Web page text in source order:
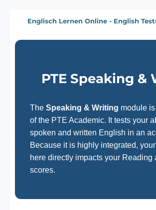
Hauptinhalt
Englisch Lernen Online - English
PTE Speaking &
The Speaking & Writing module
of the PTE Academic. It tests your
spoken and written English in an
Because it is highly integrated,
here directly impacts your Reading
scores.